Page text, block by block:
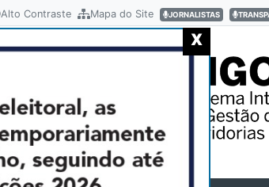
Alto Contraste Mapa do Site JORNALISTAS
TRANSPARÊNCIA
ATIVA
X